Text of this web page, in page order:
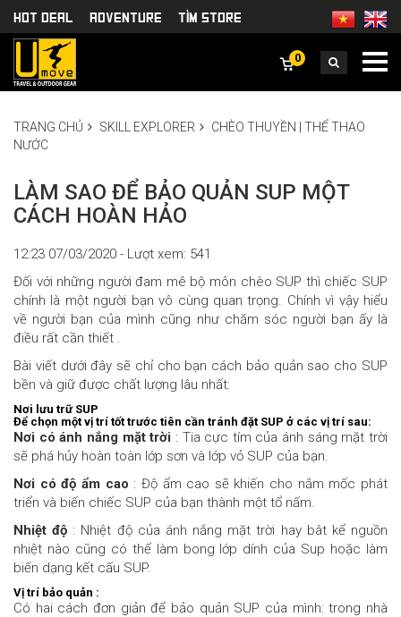
HOT DEAL Adventure TÌm Store
0
TRANG CHỦ SKILL EXPLORER
CHÈO THUYỀN | THỂ THAO
NƯỚC
LÀM SAO ĐỂ BẢO QUẢN SUP MỘT
CÁCH HOÀN HẢO
12:23 07/03/2020 - Lượt xem: 541
Đối với những người đam mê bộ môn chèo SUP thì chiếc SUP
chính là một người bạn vô cùng quan trọng. Chính vì vậy hiểu
về người bạn của mình cũng như chăm sóc người bạn ấy là
điều rất cần thiết .
Bài viết dưới đây sẽ chỉ cho bạn cách bảo quản sao cho SUP
bền và giữ được chất lượng lâu nhất:
Nơi l ưu trữSUP
Để chọn một vị trí tốt trước tiên cần tránh đặt SUP ở các vị trí sau:
Nơi có ánh nắng mặt trời : Tia cực tím của ánh sáng mặt trời
sẽ phá hủy hoàn toàn lớp sơn và lớp vỏ SUP của bạn.
Nơi có độ ẩm cao : Độ ẩm cao sẽ khiến cho nắm mốc phát
triển và biến chiếc SUP của bạn thành một tổ nấm.
Nhiệt độ : Nhiệt độ của ánh nắng mặt trời hay bât kể nguồn
nhiệt nào cũng có thể làm bong lớp dính của Sup hoặc làm
biến dạng kết cấu SUP.
Vị trí bảo quản :
Có hai cách đơn giản để bảo quản SUP của mình: trong nhà